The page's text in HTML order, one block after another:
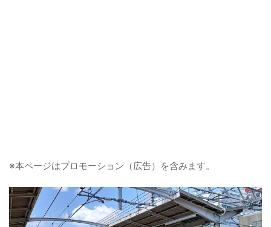
※本ページはプロモーション（広告）を含みます。